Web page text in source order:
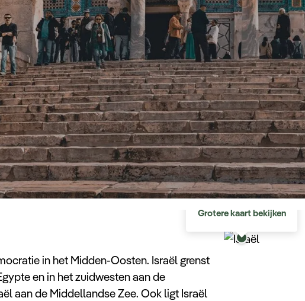
Israël
Israël
Grotere kaart bekijken
in het Midden-Oosten. Israël grenst
en in het zuidwesten aan de
aan de Middellandse Zee. Ook ligt Israël